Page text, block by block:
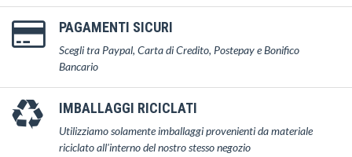
PAGAMENTI SICURI
Scegli tra Paypal, Carta di Credito, Postepay e Bonifico
Bancario
IMBALLAGGI RICICLATI
Utilizziamo solamente imballaggi provenienti da materiale
riciclato all'interno del nostro stesso negozio